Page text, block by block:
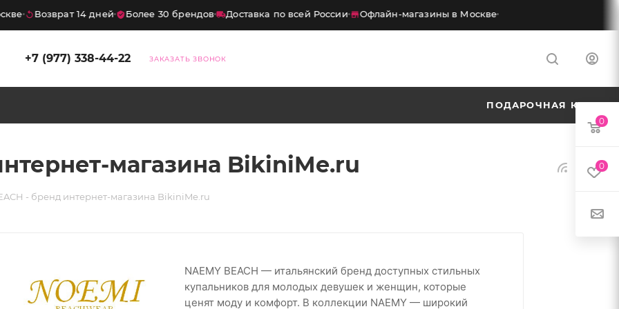
Возврат 14 дней Более 30 брендов Доставка по всей России Офлайн-магазины в Москве
+7 (977) 338-44-22 ЗАКАЗАТЬ ЗВОНОК
ПОДАРОЧНАЯ КАРТА
магазина BikiniMe.ru
- бренд интернет-магазина BikiniMe.ru
NAEMY BEACH — итальянский бренд доступных стильных
купальников для молодых девушек и женщин, которые
ценят моду и комфорт. В коллекции NAEMY — широкий
0
0